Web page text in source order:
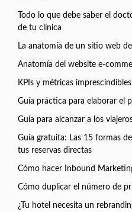
Todo lo que debe saber el
de tu clínica
La anatomía de un sitio web
Anatomía del website e-
KPIs y métricas
Guía práctica para elaborar el
Guía para alcanzar a los
Guía gratuita: Las 15 formas
tus reservas directas
Cómo hacer Inbound
Cómo duplicar el número de
¿Tu hotel necesita un